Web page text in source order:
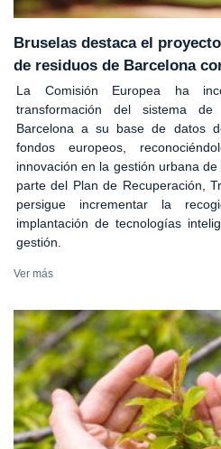
Bruselas destaca el
de residuos de Barcelona
La Comisión Europea ha
transformación del sistema
Barcelona a su base de datos
fondos europeos,
innovación en la gestión urbana
parte del Plan de Recuperación,
persigue incrementar la
implantación de tecnologías
gestión.
Ver más